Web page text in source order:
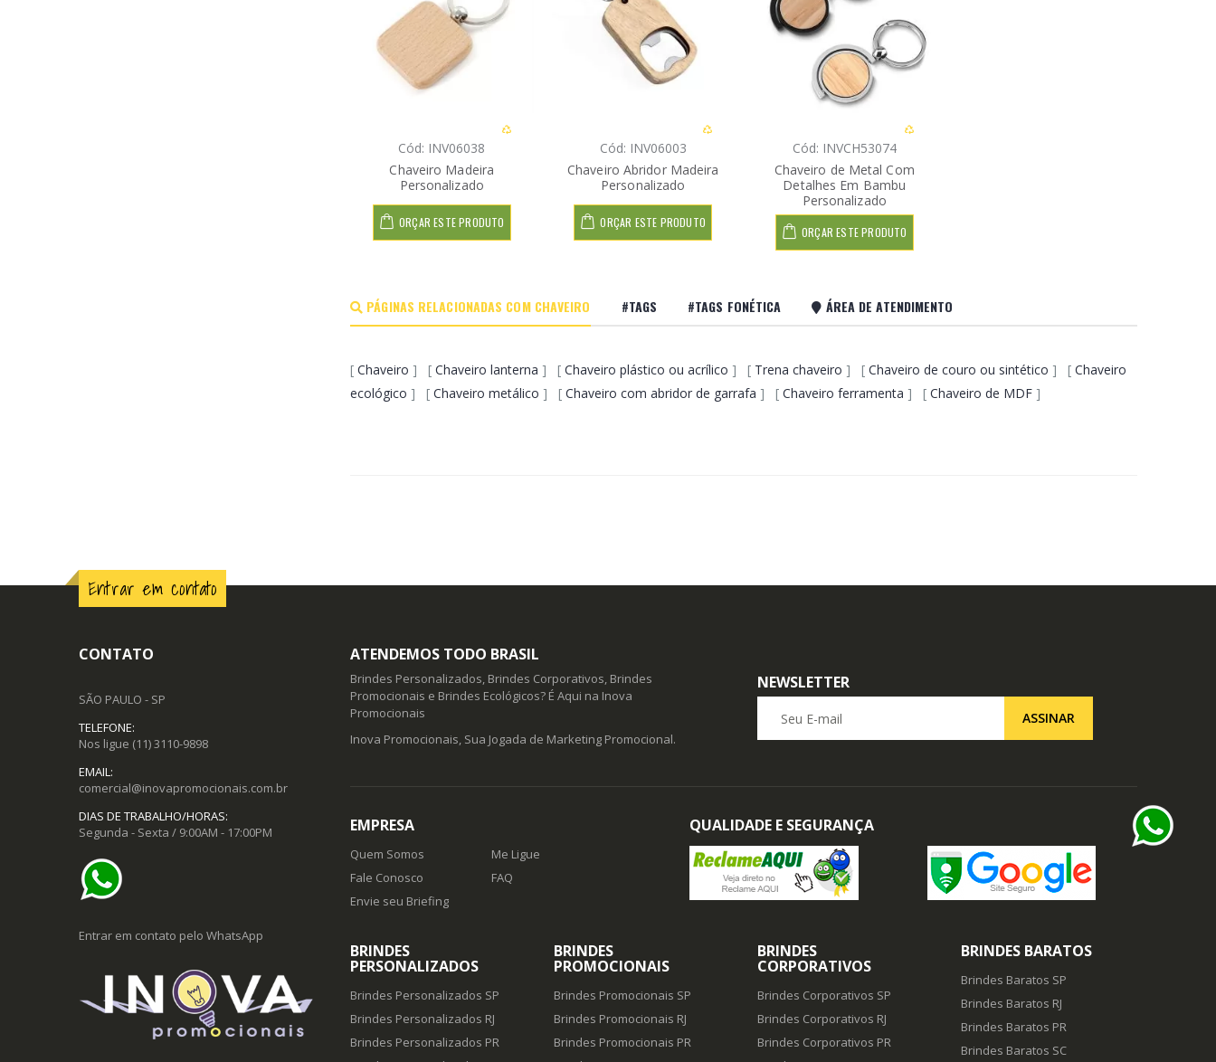
Cód: INV06038
Chaveiro Madeira
Personalizado
ORÇAR ESTE PRODUTO
Cód: INV06003
Chaveiro Abridor Madeira
Personalizado
ORÇAR ESTE PRODUTO
Cód: INVCH53074
Chaveiro de Metal Com
Detalhes Em Bambu
Personalizado
ORÇAR ESTE PRODUTO
PÁGINAS RELACIONADAS COM CHAVEIRO #TAGS #TAGS FONÉTICA ÁREA DE ATENDIMENTO
[ Chaveiro ] [ Chaveiro lanterna ] [ Chaveiro plástico ou acrílico ] [ Trena chaveiro ] [ Chaveiro de couro ou sintético ] [ Chaveiro
ecológico ] [ Chaveiro metálico ] [ Chaveiro com abridor de garrafa ] [ Chaveiro ferramenta ] [ Chaveiro de MDF ]
Entrar em contato
CONTATO
SÃO PAULO - SP
TELEFONE:
Nos ligue (11) 3110-9898
EMAIL:
comercial@inovapromocionais.com.br
DIAS DE TRABALHO/HORAS:
Segunda - Sexta / 9:00AM - 17:00PM
Entrar em contato pelo WhatsApp
ATENDEMOS TODO BRASIL
Brindes Personalizados, Brindes Corporativos, Brindes
Promocionais e Brindes Ecológicos? É Aqui na Inova
Promocionais
Inova Promocionais, Sua Jogada de Marketing Promocional.
NEWSLETTER
ASSINAR
EMPRESA
Quem Somos
Fale Conosco
Envie seu Briefing
Me Ligue
FAQ
QUALIDADE E SEGURANÇA
BRINDES
PERSONALIZADOS
Brindes Personalizados SP
Brindes Personalizados RJ
Brindes Personalizados PR
BRINDES
PROMOCIONAIS
Brindes Promocionais SP
Brindes Promocionais RJ
Brindes Promocionais PR
BRINDES
CORPORATIVOS
Brindes Corporativos SP
Brindes Corporativos RJ
Brindes Corporativos PR
BRINDES BARATOS
Brindes Baratos SP
Brindes Baratos RJ
Brindes Baratos PR
Brindes Baratos SC